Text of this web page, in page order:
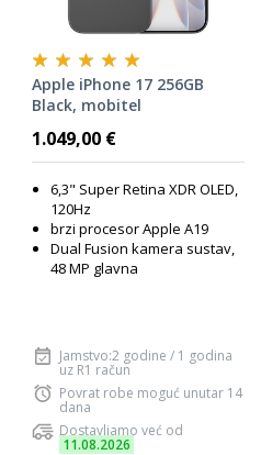
Apple iPhone 17 256GB
Black, mobitel
1.049,00 €
6,3" Super Retina XDR OLED,
120Hz
brzi procesor Apple A19
Dual Fusion kamera sustav,
48 MP glavna
Jamstvo:2 godine / 1 godina
uz R1 račun
Povrat robe moguć unutar 14
dana
Dostavljamo već od
11.08.2026